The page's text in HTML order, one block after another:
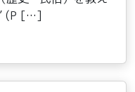
(P […]